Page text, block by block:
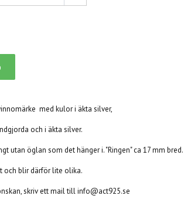
med kulor i äkta silver,
och i äkta silver.
utan öglan som det hänger i. "Ringen" ca 17 mm bred.
och blir därför lite olika.
skriv ett mail tillinfo@act925.se